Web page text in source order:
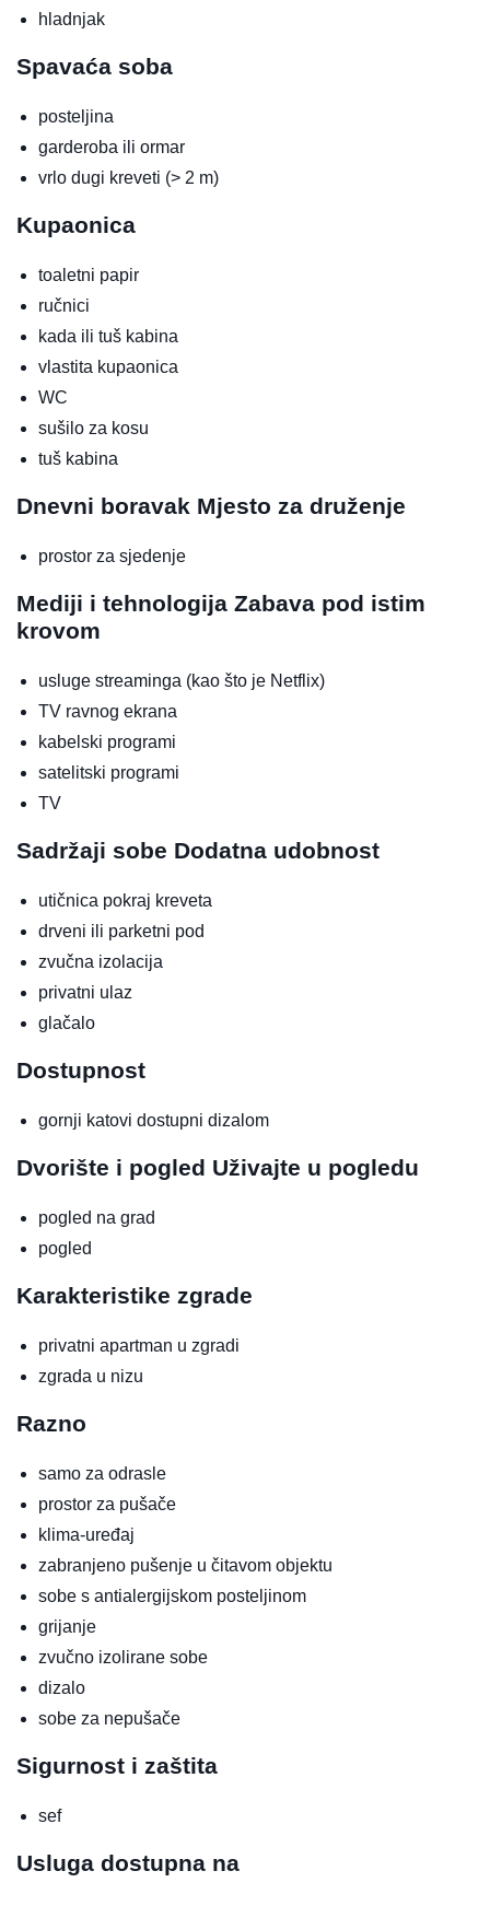
hladnjak
Spavaća soba
posteljina
garderoba ili ormar
vrlo dugi kreveti (> 2 m)
Kupaonica
toaletni papir
ručnici
kada ili tuš kabina
vlastita kupaonica
WC
sušilo za kosu
tuš kabina
Dnevni boravak Mjesto za druženje
prostor za sjedenje
Mediji i tehnologija Zabava pod istim
krovom
usluge streaminga (kao što je Netflix)
TV ravnog ekrana
kabelski programi
satelitski programi
TV
Sadržaji sobe Dodatna udobnost
utičnica pokraj kreveta
drveni ili parketni pod
zvučna izolacija
privatni ulaz
glačalo
Dostupnost
gornji katovi dostupni dizalom
Dvorište i pogled Uživajte u pogledu
pogled na grad
pogled
Karakteristike zgrade
privatni apartman u zgradi
zgrada u nizu
Razno
samo za odrasle
prostor za pušače
klima-uređaj
zabranjeno pušenje u čitavom objektu
sobe s antialergijskom posteljinom
grijanje
zvučno izolirane sobe
dizalo
sobe za nepušače
Sigurnost i zaštita
sef
Usluga dostupna na